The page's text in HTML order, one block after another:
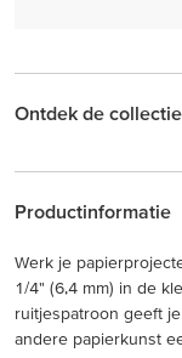
Ontdek de collectie
Productinformatie
Werk je
1/4" (6,4 mm) in de
ruitjespatroon geeft
andere papierkunst